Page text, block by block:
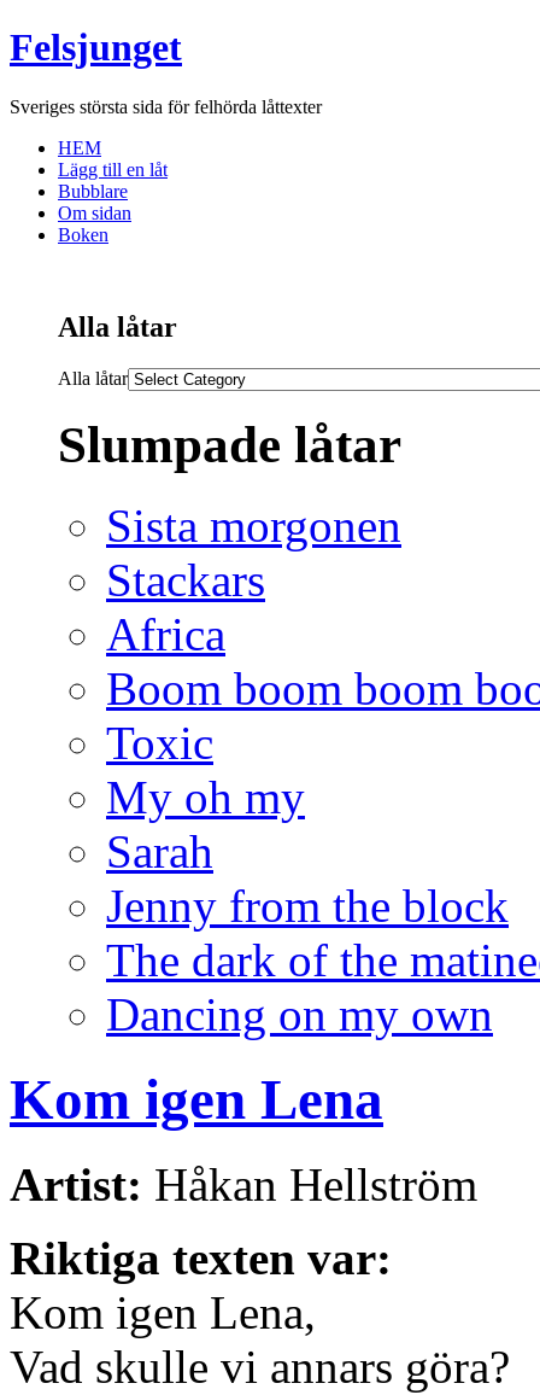
Felsjunget
Sveriges största sida för felhörda låttexter
HEM
Lägg till en låt
Bubblare
Om sidan
Boken
Alla låtar
Alla låtar
Slumpade låtar
Sista morgonen
Stackars
Africa
Boom boom boom
Toxic
My oh my
Sarah
Jenny from the block
The dark of the
Dancing on my own
Kom igen Lena
Artist: Håkan Hellström
Riktiga texten var:
Kom igen Lena,
Vad skulle vi annars göra?